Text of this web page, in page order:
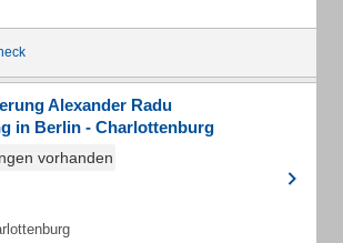
Alexander Radu
in Berlin - Charlottenburg
vorhanden